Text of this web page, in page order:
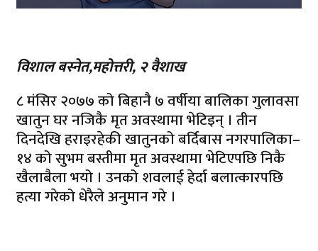
विशाल बस्नेत,महोत्तरी, २ वैशाख
८ मंसिर २०७७ को बिहानै ७ वर्षीया बालिका गुलावसा
खातुन घर नजिकै मृत अवस्थामा भेटिइन् । तीन
दिनदेखि हराइरहेकी खातुनको बर्दिबास नगरपालिका–
१४ को सुभम बस्तीमा मृत अवस्थामा भेटिएपछि निकै
खैलाबैला भयो । उनको शवलाई हेर्दा बलात्कारपछि
हत्या गरेको धेरैले अनुमान गरे ।